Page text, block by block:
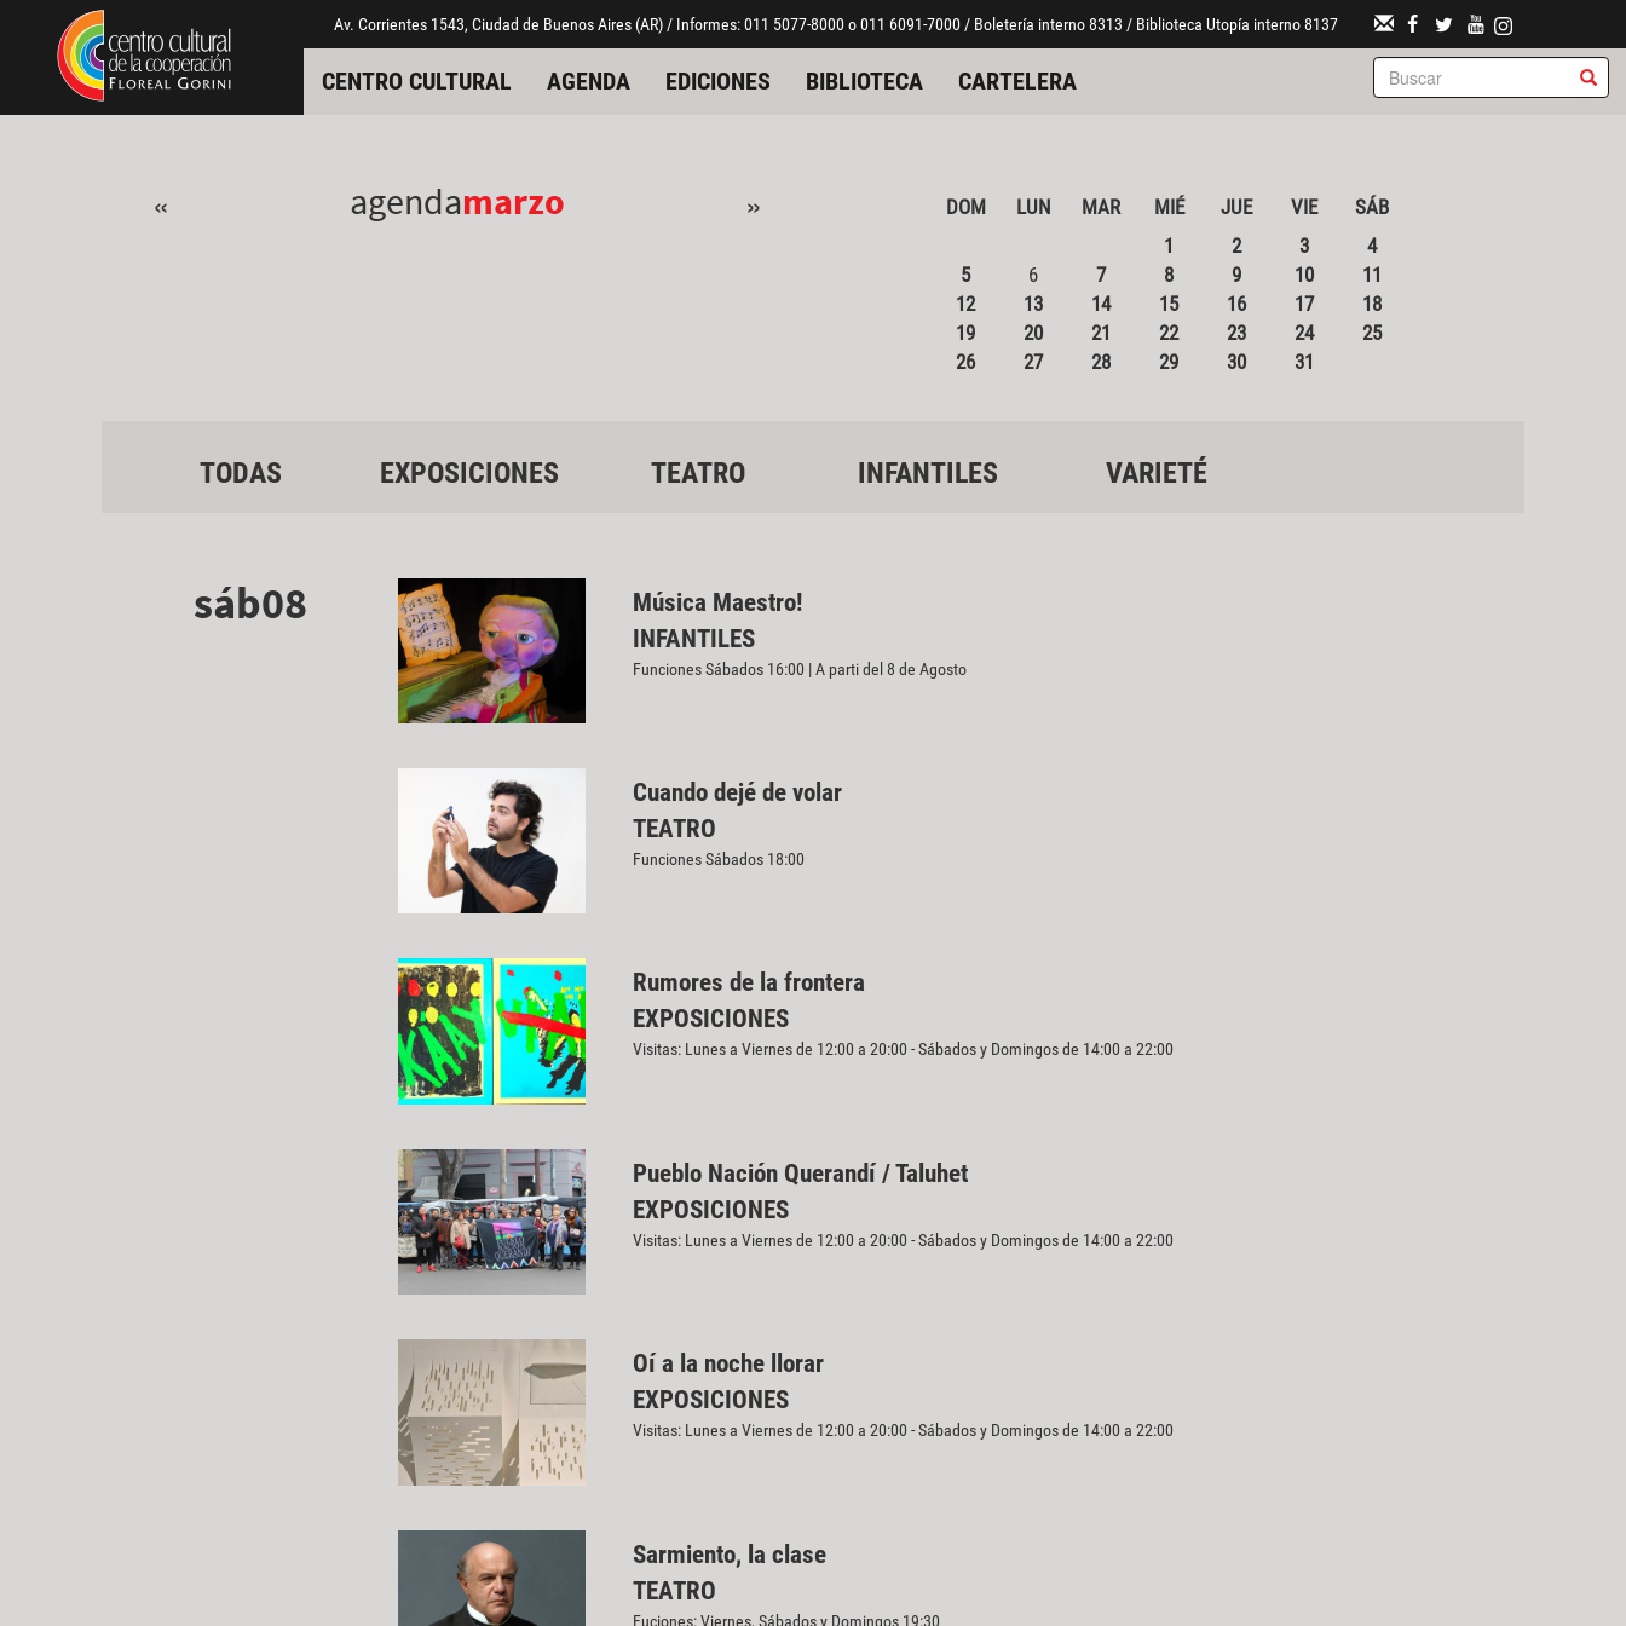
Pasar al contenido principal
Jump to main content Av. Corrientes 1543, Ciudad de Buenos Aires (AR) / Informes: 011 5077-8000 o 011 6091-7000 / Boletería interno 8313 / Biblioteca Utopía interno 8137
CENTRO CULTURAL AGENDA EDICIONES BIBLIOTECA CARTELERA
« agendamarzo » DOM LUN MAR MIÉ JUE VIE
SÁB
1
2 3
4
5
6 7 8 9 10
11
12
13 14 15 16 17
18
19
20 21 22 23 24
25
26
27 28 29 30 31
TODAS EXPOSICIONES TEATRO INFANTILES VARIETÉ
sáb08
Música Maestro!
INFANTILES
Funciones Sábados 16:00 | A parti del 8 de Agosto
Cuando dejé de volar
TEATRO
Funciones Sábados 18:00
Rumores de la frontera
EXPOSICIONES
Visitas: Lunes a Viernes de 12:00 a 20:00 - Sábados y Domingos de 14:00 a 22:00
Pueblo Nación Querandí / Taluhet
EXPOSICIONES
Visitas: Lunes a Viernes de 12:00 a 20:00 - Sábados y Domingos de 14:00 a 22:00
Oí a la noche llorar
EXPOSICIONES
Visitas: Lunes a Viernes de 12:00 a 20:00 - Sábados y Domingos de 14:00 a 22:00
Sarmiento, la clase
TEATRO
Fuciones: Viernes, Sábados y Domingos 19:30